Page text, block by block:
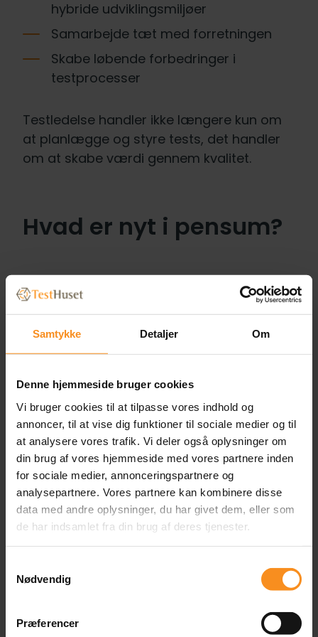
Samtykke Detaljer Om
Denne hjemmeside bruger cookies
Vi bruger cookies til at tilpasse vores indhold og
annoncer, til at vise dig funktioner til sociale medier og til
at analysere vores trafik. Vi deler også oplysninger om
din brug af vores hjemmeside med vores partnere inden
for sociale medier, annonceringspartnere og
analysepartnere. Vores partnere kan kombinere disse
data med andre oplysninger, du har givet dem, eller som
de har indsamlet fra din brug af deres tjenester.
Nødvendig
Præferencer
hybride udviklingsmiljøer
Samarbejde tæt med forretningen
Skabe løbende forbedringer i
testprocesser
Testledelse handler ikke længere kun om
at planlægge og styre tests, det handler
om at skabe værdi gennem kvalitet.
Hvad er nyt i pensum?
Med version 3.0 får du et opdateret
pensum, der matcher nutidens krav. Det
Større fokus på risikobaseret test:Du
lærer at arbejde strategisk med risici i
og den overordnede
forretningskritiske kontekst.
Skræddersyet testtilgang:Du lærer
at vælge en passende testtilgang ud
fra dine konkrete projektbehov og
hvordan du definerer målbare
Hvordan leder du testaktiviteter i agile
kvalitet i DevOps-sammenhænge?
Content